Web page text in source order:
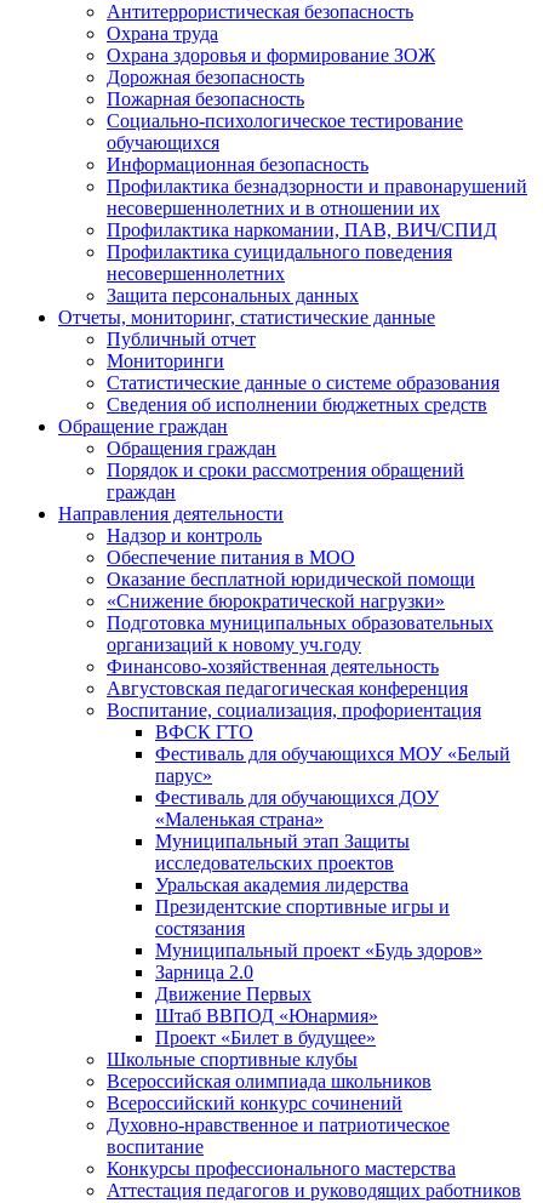
Антитеррористическая безопасность
Охрана труда
Охрана здоровья и формирование ЗОЖ
Дорожная безопасность
Пожарная безопасность
Социально-психологическое тестирование
обучающихся
Информационная безопасность
Профилактика безнадзорности и правонарушений
несовершеннолетних и в отношении их
Профилактика наркомании, ПАВ, ВИЧ/СПИД
Профилактика суицидального поведения
несовершеннолетних
Защита персональных данных
Отчеты, мониторинг, статистические данные
Публичный отчет
Мониторинги
Статистические данные о системе образования
Сведения об исполнении бюджетных средств
Обращение граждан
Обращения граждан
Порядок и сроки рассмотрения обращений
граждан
Направления деятельности
Надзор и контроль
Обеспечение питания в МОО
Оказание бесплатной юридической помощи
«Снижение бюрократической нагрузки»
Подготовка муниципальных образовательных
организаций к новому уч.году
Финансово-хозяйственная деятельность
Августовская педагогическая конференция
Воспитание, социализация, профориентация
ВФСК ГТО
Фестиваль для обучающихся МОУ «Белый
парус»
Фестиваль для обучающихся ДОУ
«Маленькая страна»
Муниципальный этап Защиты
исследовательских проектов
Уральская академия лидерства
Президентские спортивные игры и
состязания
Муниципальный проект «Будь здоров»
Зарница 2.0
Движение Первых
Штаб ВВПОД «Юнармия»
Проект «Билет в будущее»
Школьные спортивные клубы
Всероссийская олимпиада школьников
Всероссийский конкурс сочинений
Духовно-нравственное и патриотическое
воспитание
Конкурсы профессионального мастерства
Аттестация педагогов и руководящих работников